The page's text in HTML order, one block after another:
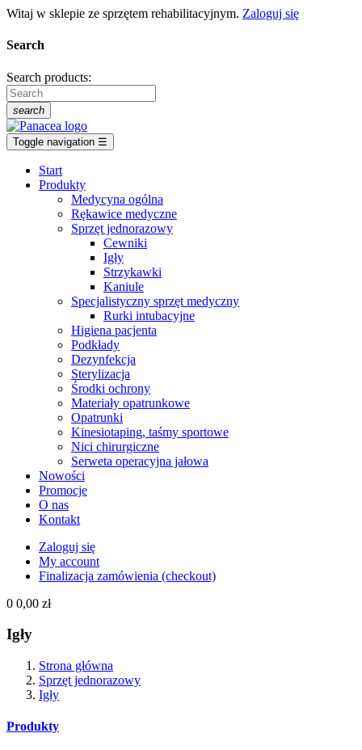
Witaj w sklepie ze sprzętem rehabilitacyjnym. Zaloguj się
Search
Search products:
search
Toggle navigation ☰
Start
Produkty
Medycyna ogólna
Rękawice medyczne
Sprzęt jednorazowy
Cewniki
Igły
Strzykawki
Kaniule
Specjalistyczny sprzęt medyczny
Rurki intubacyjne
Higiena pacjenta
Podkłady
Dezynfekcja
Sterylizacja
Środki ochrony
Materiały opatrunkowe
Opatrunki
Kinesiotaping, taśmy sportowe
Nici chirurgiczne
Serweta operacyjna jałowa
Nowości
Promocje
O nas
Kontakt
Zaloguj się
My account
Finalizacja zamówienia (checkout)
0 0,00 zł
Igły
Strona główna
Sprzęt jednorazowy
Igły
Produkty